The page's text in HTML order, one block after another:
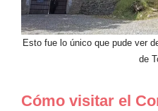
Esto fue lo único que pude ver
de
Cómo visitar el